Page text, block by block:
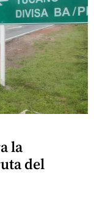
la
del